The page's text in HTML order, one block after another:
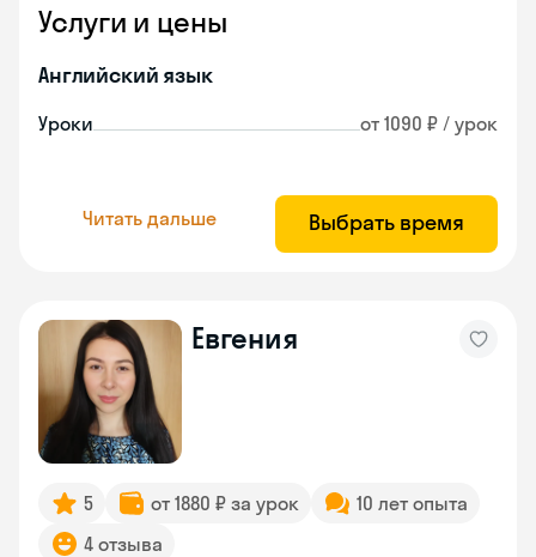
Услуги и цены
Английский язык
Уроки от 1090 ₽ / урок
Читать дальше Выбрать время
Евгения
5 от 1880 ₽ за урок
10 лет опыта
4 отзыва